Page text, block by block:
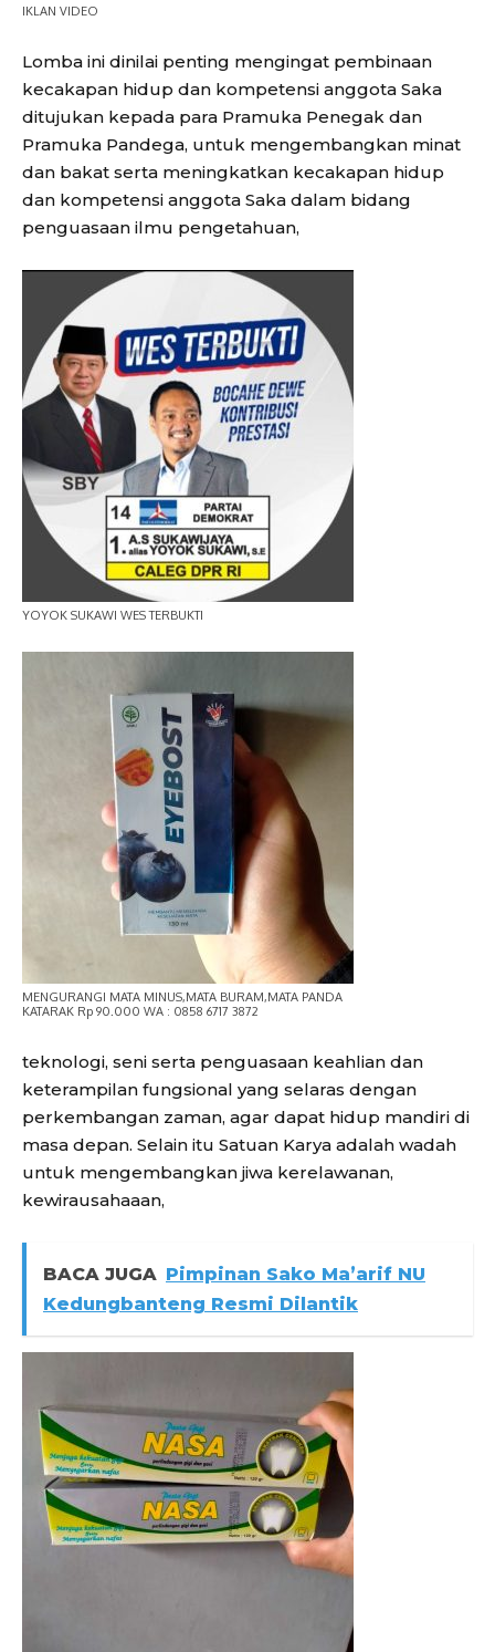
IKLAN VIDEO
Lomba ini dinilai penting mengingat pembinaan
kecakapan hidup dan kompetensi anggota Saka
ditujukan kepada para Pramuka Penegak dan
Pramuka Pandega, untuk mengembangkan minat
dan bakat serta meningkatkan kecakapan hidup
dan kompetensi anggota Saka dalam bidang
penguasaan ilmu pengetahuan,
YOYOK SUKAWI WES TERBUKTI
MENGURANGI MATA MINUS,MATA BURAM,MATA PANDA
KATARAK Rp 90.000 WA : 0858 6717 3872
teknologi, seni serta penguasaan keahlian dan
keterampilan fungsional yang selaras dengan
perkembangan zaman, agar dapat hidup mandiri di
masa depan. Selain itu Satuan Karya adalah wadah
untuk mengembangkan jiwa kerelawanan,
kewirausahaaan,
BACA JUGA Pimpinan Sako Ma’arif NU
Kedungbanteng Resmi Dilantik